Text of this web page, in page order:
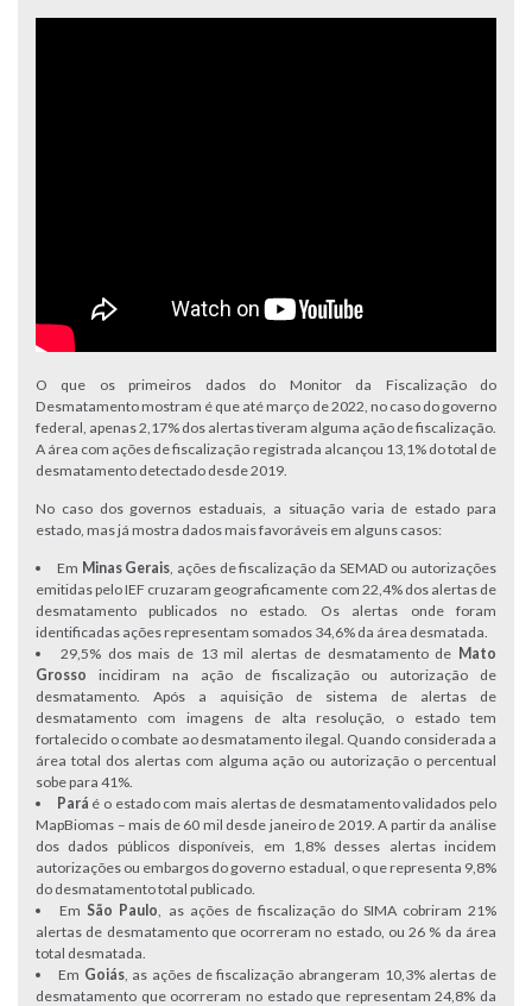
O que os primeiros dados do Monitor da Fiscalização do
Desmatamento mostram é que até março de 2022, no caso do governo
federal, apenas 2,17% dos alertas tiveram alguma ação de fiscalização.
A área com ações de fiscalização registrada alcançou 13,1% do total de
desmatamento detectado desde 2019.
No caso dos governos estaduais, a situação varia de estado para
estado, mas já mostra dados mais favoráveis em alguns casos:
Em Minas Gerais, ações de fiscalização da SEMAD ou autorizações
emitidas pelo IEF cruzaram geograficamente com 22,4% dos alertas de
desmatamento publicados no estado. Os alertas onde foram
identificadas ações representam somados 34,6% da área desmatada.
29,5% dos mais de 13 mil alertas de desmatamento de Mato
Grosso incidiram na ação de fiscalização ou autorização de
desmatamento. Após a aquisição de sistema de alertas de
desmatamento com imagens de alta resolução, o estado tem
fortalecido o combate ao desmatamento ilegal. Quando considerada a
área total dos alertas com alguma ação ou autorização o percentual
sobe para 41%.
Pará é o estado com mais alertas de desmatamento validados pelo
MapBiomas – mais de 60 mil desde janeiro de 2019. A partir da análise
dos dados públicos disponíveis, em 1,8% desses alertas incidem
autorizações ou embargos do governo estadual, o que representa 9,8%
do desmatamento total publicado.
EmSão Paulo, as ações de fiscalização do SIMA cobriram 21%
alertas de desmatamento que ocorreram no estado, ou 26 % da área
total desmatada.
Em Goiás, as ações de fiscalização abrangeram 10,3% alertas de
desmatamento que ocorreram no estado que representam 24,8% da